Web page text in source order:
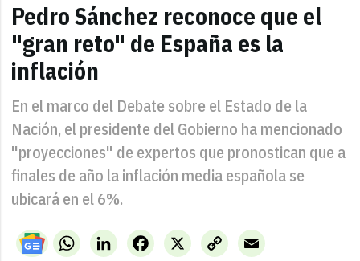
Pedro Sánchez reconoce que el
"gran reto" de España es la
inflación
En el marco del Debate sobre el Estado de la
Nación, el presidente del Gobierno ha mencionado
"proyecciones" de expertos que pronostican que a
finales de año la inflación media española se
ubicará en el 6%.
WhatsAppLinkedIn X
Facebook
Copy
Link
Email